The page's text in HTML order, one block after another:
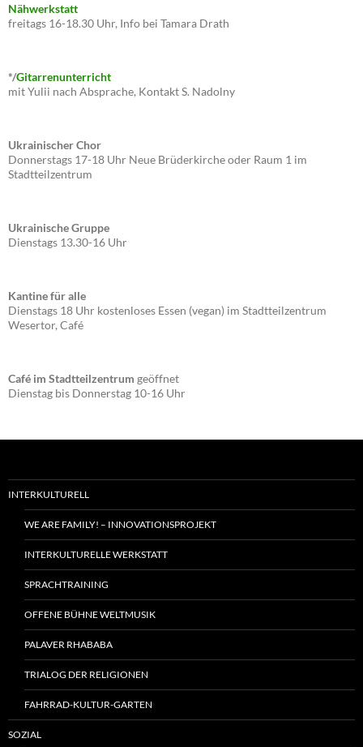
Nähwerkstatt
freitags 16-18.30 Uhr, Info bei Tamara Drath
*/Gitarrenunterricht
mit Yulii nach Absprache, Kontakt S. Nadolny
Ukrainischer Chor
Donnerstags 17-18 Uhr Neue Brüderkirche oder Raum 1 im
Stadtteilzentrum
Ukrainische Gruppe
Dienstags 13.30-16 Uhr
Kantine für alle
Dienstags 18 Uhr kostenloses Essen (vegan) im Stadtteilzentrum
Wesertor, Café
Café im Stadtteilzentrum geöffnet
Dienstag bis Donnerstag 10-16 Uhr
INTERKULTURELL
WE ARE FAMILY! – INNOVATIONSPROJEKT
INTERKULTURELLE WERKSTATT
SPRACHTRAINING
OFFENE BÜHNE WELTMUSIK
PALAVER RHABABA
TRIALOG DER RELIGIONEN
FAHRRAD-KULTUR-GARTEN
SOZIAL